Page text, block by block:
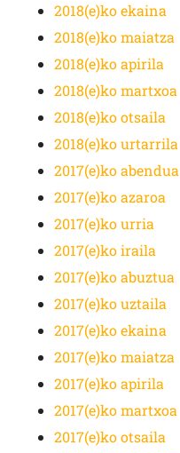
2018(e)ko ekaina
2018(e)ko maiatza
2018(e)ko apirila
2018(e)ko martxoa
2018(e)ko otsaila
2018(e)ko urtarrila
2017(e)ko abendua
2017(e)ko azaroa
2017(e)ko urria
2017(e)ko iraila
2017(e)ko abuztua
2017(e)ko uztaila
2017(e)ko ekaina
2017(e)ko maiatza
2017(e)ko apirila
2017(e)ko martxoa
2017(e)ko otsaila